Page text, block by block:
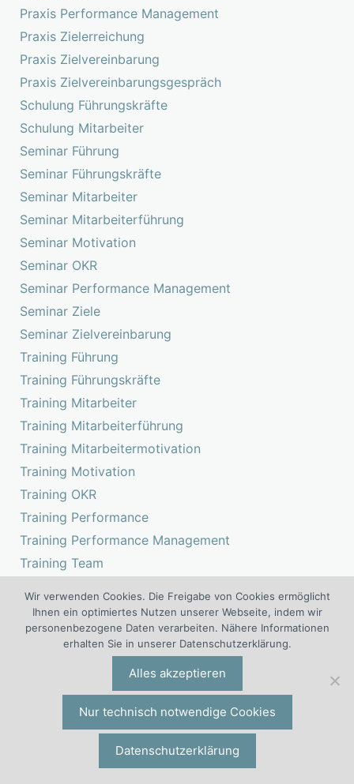
Praxis Performance Management
Praxis Zielerreichung
Praxis Zielvereinbarung
Praxis Zielvereinbarungsgespräch
Schulung Führungskräfte
Schulung Mitarbeiter
Seminar Führung
Seminar Führungskräfte
Seminar Mitarbeiter
Seminar Mitarbeiterführung
Seminar Motivation
Seminar OKR
Seminar Performance Management
Seminar Ziele
Seminar Zielvereinbarung
Training Führung
Training Führungskräfte
Training Mitarbeiter
Training Mitarbeiterführung
Training Mitarbeitermotivation
Training Motivation
Training OKR
Training Performance
Training Performance Management
Training Team
Training Zielvereinbarung
Training Zielvereinbarungsgespräch
Urteile Zielvereinbarung
Vortrag Performance Management
Weiterbildung Führungskraft
Weiterbildung Führungskräfte
Wir verwenden Cookies. Die Freigabe von Cookies ermöglicht
Ihnen ein optimiertes Nutzen unserer Webseite, indem wir
personenbezogene Daten verarbeiten. Nähere Informationen
erhalten Sie in unserer Datenschutzerklärung.
Alles akzeptieren
Nur technisch notwendige Cookies
Datenschutzerklärung